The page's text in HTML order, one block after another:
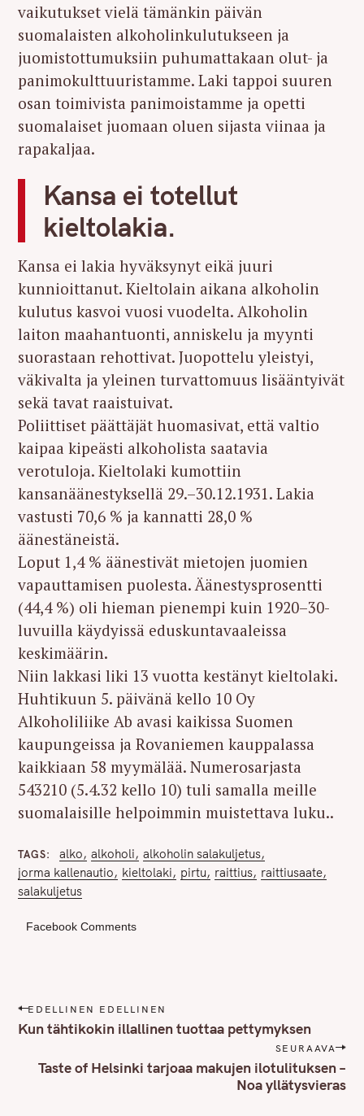
vaikutukset vielä tämänkin päivän
suomalaisten alkoholinkulutukseen ja
juomistottumuksiin puhumattakaan olut- ja
panimokulttuuristamme. Laki tappoi suuren
osan toimivista panimoistamme ja opetti
suomalaiset juomaan oluen sijasta viinaa ja
rapakaljaa.
Kansa ei totellut
kieltolakia.
Kansa ei lakia hyväksynyt eikä juuri
kunnioittanut. Kieltolain aikana alkoholin
kulutus kasvoi vuosi vuodelta. Alkoholin
laiton maahantuonti, anniskelu ja myynti
suorastaan rehottivat. Juopottelu yleistyi,
väkivalta ja yleinen turvattomuus lisääntyivät
sekä tavat raaistuivat.
Poliittiset päättäjät huomasivat, että valtio
kaipaa kipeästi alkoholista saatavia
verotuloja. Kieltolaki kumottiin
kansanäänestyksellä 29.–30.12.1931. Lakia
vastusti 70,6 % ja kannatti 28,0 %
äänestäneistä.
Loput 1,4 % äänestivät mietojen juomien
vapauttamisen puolesta. Äänestysprosentti
(44,4 %) oli hieman pienempi kuin 1920–30-
luvuilla käydyissä eduskuntavaaleissa
keskimäärin.
Niin lakkasi liki 13 vuotta kestänyt kieltolaki.
Huhtikuun 5. päivänä kello 10 Oy
Alkoholiliike Ab avasi kaikissa Suomen
kaupungeissa ja Rovaniemen kauppalassa
kaikkiaan 58 myymälää. Numerosarjasta
543210 (5.4.32 kello 10) tuli samalla meille
suomalaisille helpoimmin muistettava luku..
TAGS alko alkoholi alkoholin salakuljetus
jorma kallenautio
kieltolaki pirtu raittius raittiusaate
salakuljetus
Facebook Comments
P
o
EDELLINEN EDELLINEN
Kun tähtikokin illallinen tuottaa pettymyksen
SEURAAVA
Taste of Helsinki tarjoaa makujen ilotulituksen –
Noa yllätysvieras